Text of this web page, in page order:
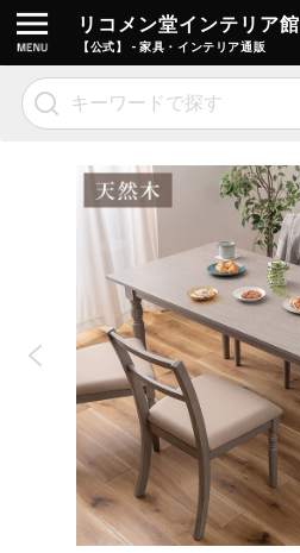
リコメン堂インテリア館
【公式】 - 家具・インテリア通販